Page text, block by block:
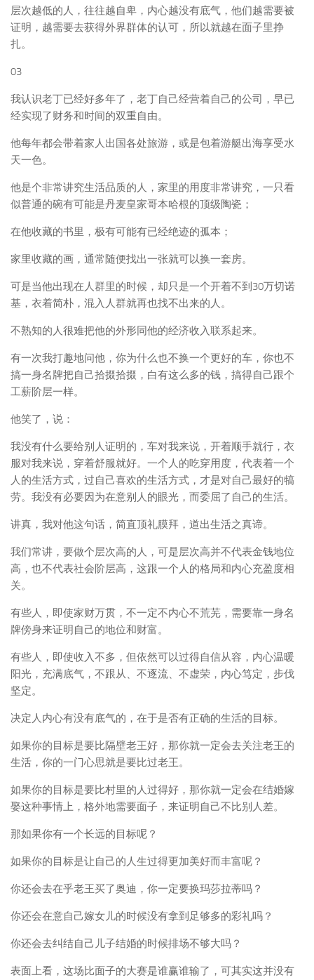
层次越低的人，往往越自卑，内心越没有底气，他们越需要被
证明，越需要去获得外界群体的认可，所以就越在面子里挣
扎。
03
我认识老丁已经好多年了，老丁自己经营着自己的公司，早已
经实现了财务和时间的双重自由。
他每年都会带着家人出国各处旅游，或是包着游艇出海享受水
天一色。
他是个非常讲究生活品质的人，家里的用度非常讲究，一只看
似普通的碗有可能是丹麦皇家哥本哈根的顶级陶瓷；
在他收藏的书里，极有可能有已经绝迹的孤本；
家里收藏的画，通常随便找出一张就可以换一套房。
可是当他出现在人群里的时候，却只是一个开着不到30万切诺
基，衣着简朴，混入人群就再也找不出来的人。
不熟知的人很难把他的外形同他的经济收入联系起来。
有一次我打趣地问他，你为什么也不换一个更好的车，你也不
搞一身名牌把自己拾掇拾掇，白有这么多的钱，搞得自己跟个
工薪阶层一样。
他笑了，说：
我没有什么要给别人证明的，车对我来说，开着顺手就行，衣
服对我来说，穿着舒服就好。一个人的吃穿用度，代表着一个
人的生活方式，过自己喜欢的生活方式，才是对自己最好的犒
劳。我没有必要因为在意别人的眼光，而委屈了自己的生活。
讲真，我对他这句话，简直顶礼膜拜，道出生活之真谛。
我们常讲，要做个层次高的人，可是层次高并不代表金钱地位
高，也不代表社会阶层高，这跟一个人的格局和内心充盈度相
关。
有些人，即使家财万贯，不一定不内心不荒芜，需要靠一身名
牌傍身来证明自己的地位和财富。
有些人，即使收入不多，但依然可以过得自信从容，内心温暖
阳光，充满底气，不跟从、不逐流、不虚荣，内心笃定，步伐
坚定。
决定人内心有没有底气的，在于是否有正确的生活的目标。
如果你的目标是要比隔壁老王好，那你就一定会去关注老王的
生活，你的一门心思就是要比过老王。
如果你的目标是要比村里的人过得好，那你就一定会在结婚嫁
娶这种事情上，格外地需要面子，来证明自己不比别人差。
那如果你有一个长远的目标呢？
如果你的目标是让自己的人生过得更加美好而丰富呢？
你还会去在乎老王买了奥迪，你一定要换玛莎拉蒂吗？
你还会在意自己嫁女儿的时候没有拿到足够多的彩礼吗？
你还会去纠结自己儿子结婚的时候排场不够大吗？
表面上看，这场比面子的大赛是谁赢谁输了，可其实这并没有